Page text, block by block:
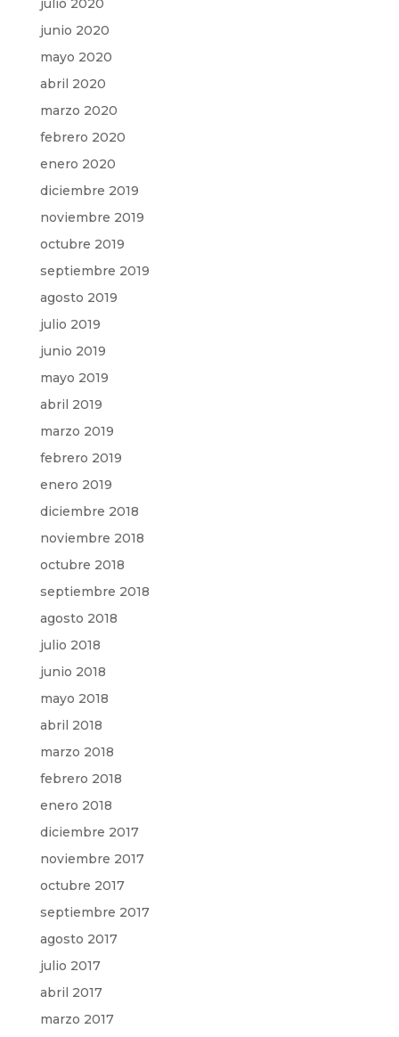
julio 2020
junio 2020
mayo 2020
abril 2020
marzo 2020
febrero 2020
enero 2020
diciembre 2019
noviembre 2019
octubre 2019
septiembre 2019
agosto 2019
julio 2019
junio 2019
mayo 2019
abril 2019
marzo 2019
febrero 2019
enero 2019
diciembre 2018
noviembre 2018
octubre 2018
septiembre 2018
agosto 2018
julio 2018
junio 2018
mayo 2018
abril 2018
marzo 2018
febrero 2018
enero 2018
diciembre 2017
noviembre 2017
octubre 2017
septiembre 2017
agosto 2017
julio 2017
abril 2017
marzo 2017